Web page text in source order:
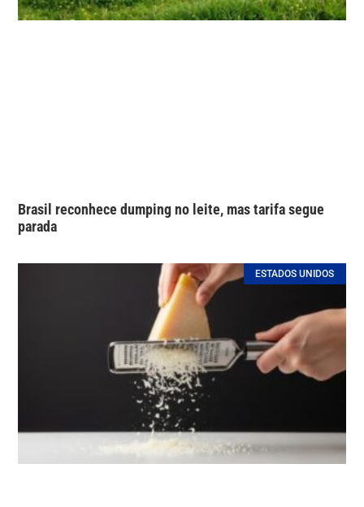
Brasil reconhece dumping no leite, mas tarifa segue
parada
ESTADOS UNIDOS